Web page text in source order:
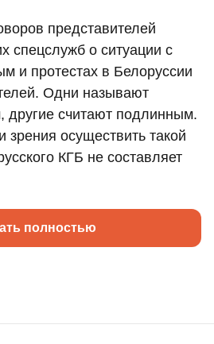
представителей
спецслужб о ситуации с
и протестах в Белоруссии
Одни называют
другие считают подлинным.
зрения осуществить такой
КГБ не составляет
полностью